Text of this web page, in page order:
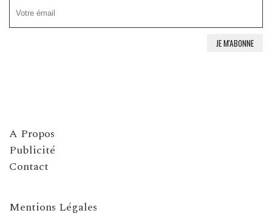
A Propos
Publicité
Contact
Mentions Légales